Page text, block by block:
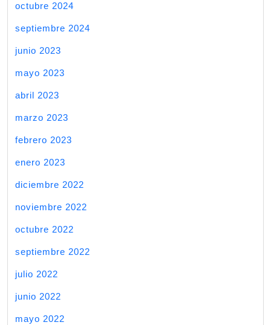
octubre 2024
septiembre 2024
junio 2023
mayo 2023
abril 2023
marzo 2023
febrero 2023
enero 2023
diciembre 2022
noviembre 2022
octubre 2022
septiembre 2022
julio 2022
junio 2022
mayo 2022